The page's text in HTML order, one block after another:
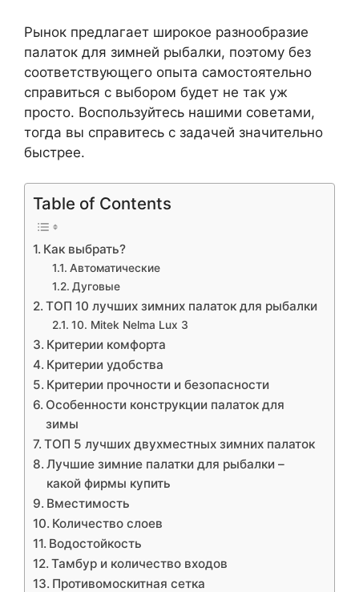
Рынок предлагает широкое разнообразие
палаток для зимней рыбалки, поэтому без
соответствующего опыта самостоятельно
справиться с выбором будет не так уж
просто. Воспользуйтесь нашими советами,
тогда вы справитесь с задачей значительно
быстрее.
Table of Contents
Как выбрать?
Автоматические
Дуговые
ТОП 10 лучших зимних палаток для рыбалки
10. Mitek Nelma Lux 3
Критерии комфорта
Критерии удобства
Критерии прочности и безопасности
Особенности конструкции палаток для
зимы
ТОП 5 лучших двухместных зимних палаток
Лучшие зимние палатки для рыбалки –
какой фирмы купить
Вместимость
Количество слоев
Водостойкость
Тамбур и количество входов
Противомоскитная сетка